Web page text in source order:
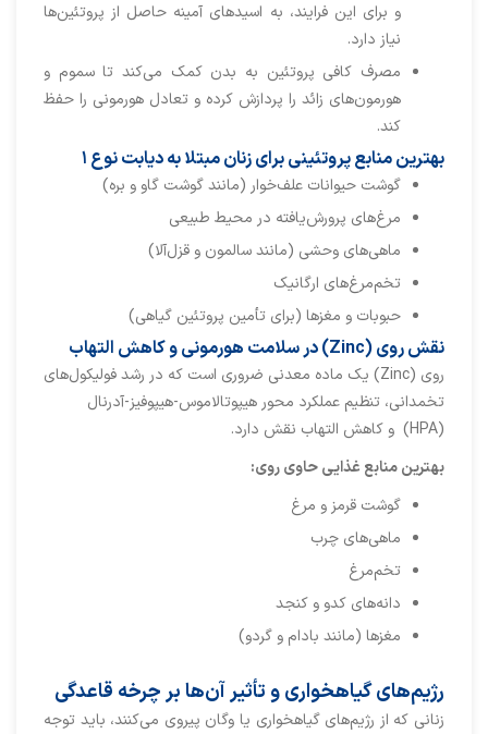
و برای این فرایند، به اسیدهای آمینه حاصل از پروتئین‌ها
نیاز دارد.
مصرف کافی پروتئین به بدن کمک می‌کند تا سموم و
هورمون‌های زائد را پردازش کرده و تعادل هورمونی را حفظ
کند.
بهترین منابع پروتئینی برای زنان مبتلا به دیابت نوع ۱
گوشت حیوانات علف‌خوار (مانند گوشت گاو و بره)
مرغ‌های پرورش‌یافته در محیط طبیعی
ماهی‌های وحشی (مانند سالمون و قزل‌آلا)
تخم‌مرغ‌های ارگانیک
حبوبات و مغزها (برای تأمین پروتئین گیاهی)
نقش روی (Zinc) در سلامت هورمونی و کاهش التهاب
روی (Zinc) یک ماده معدنی ضروری است که در رشد فولیکول‌های
تخمدانی، تنظیم عملکرد محور هیپوتالاموس-هیپوفیز-آدرنال
(HPA) و کاهش التهاب نقش دارد.
بهترین منابع غذایی حاوی روی:
گوشت قرمز و مرغ
ماهی‌های چرب
تخم‌مرغ
دانه‌های کدو و کنجد
مغزها (مانند بادام و گردو)
رژیم‌های گیاهخواری و تأثیر آن‌ها بر چرخه قاعدگی
زنانی که از رژیم‌های گیاهخواری یا وگان پیروی می‌کنند، باید توجه